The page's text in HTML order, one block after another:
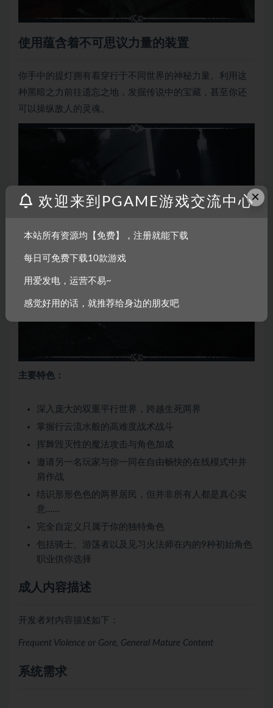
使用蕴含着不可思议力量的装置
你手中的提灯拥有着穿行于不同世界的神秘力量。利用这
种黑暗之力前往遗忘之地，发掘传说中的宝藏，甚至你还
可以操纵敌人的灵魂。
在生者的世界中陨落……在亡者的世界中复苏。只有打败蜂
主要特色：
深入庞大的双重平行世界，跨越生死两界
掌握行云流水般的高难度战术战斗
挥舞毁灭性的魔法攻击与角色加成
邀请另一名玩家与你一同在自由畅快的在线模式中并
肩作战
结识形形色色的两界居民，但并非所有人都是真心实
意……
完全自定义只属于你的独特角色
包括骑士、游荡者以及见习火法师在内的9种初始角色
职业供你选择
成人内容描述
开发者对内容描述如下：
Frequent Violence or Gore, General Mature Content
系统需求
×
欢迎来到PGAME游戏交流中心
本站所有资源均【免费】，注册就能下载
每日可免费下载10款游戏
用爱发电，运营不易~
感觉好用的话，就推荐给身边的朋友吧